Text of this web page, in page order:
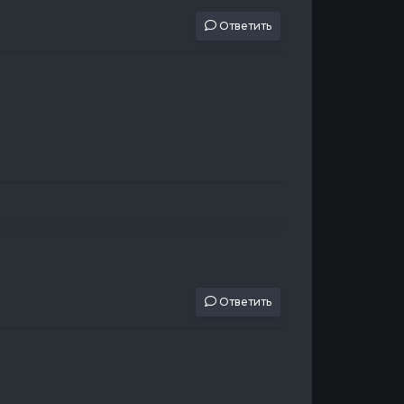
Ответить
Ответить